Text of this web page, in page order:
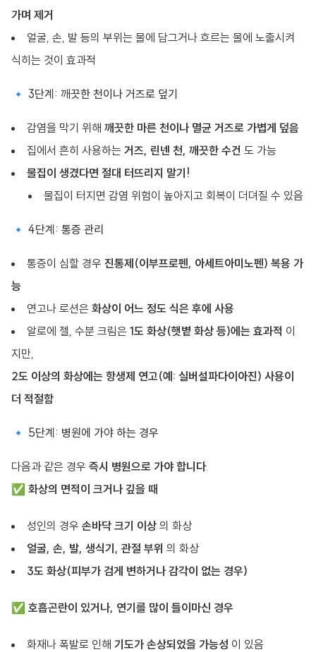
가며 제거
얼굴, 손, 발 등의 부위는 물에 담그거나 흐르는 물에 노출시켜
식히는 것이 효과적
🔹 3단계: 깨끗한 천이나 거즈로 덮기
감염을 막기 위해 깨끗한 마른 천이나 멸균 거즈로 가볍게 덮음
집에서 흔히 사용하는 거즈, 린넨 천, 깨끗한 수건 도 가능
물집이 생겼다면 절대 터뜨리지 말기!
물집이 터지면 감염 위험이 높아지고 회복이 더뎌질 수 있음
🔹 4단계: 통증 관리
통증이 심할 경우 진통제(이부프로펜, 아세트아미노펜) 복용 가
능
연고나 로션은 화상이 어느 정도 식은 후에 사용
알로에 젤, 수분 크림은 1도 화상(햇볕 화상 등)에는 효과적 이
지만,
2도 이상의 화상에는 항생제 연고(예: 실버설파다이아진) 사용이
더 적절함
🔹 5단계: 병원에 가야 하는 경우
다음과 같은 경우 즉시 병원으로 가야 합니다.
✅ 화상의 면적이 크거나 깊을 때
성인의 경우 손바닥 크기 이상 의 화상
얼굴, 손, 발, 생식기, 관절 부위 의 화상
3도 화상(피부가 검게 변하거나 감각이 없는 경우)
✅ 호흡곤란이 있거나, 연기를 많이 들이마신 경우
화재나 폭발로 인해 기도가 손상되었을 가능성 이 있음